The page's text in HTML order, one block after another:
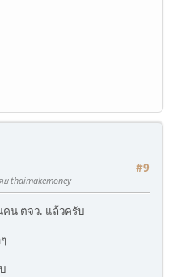
#9
thaimakemoney
น ตจว. แล้วครับ